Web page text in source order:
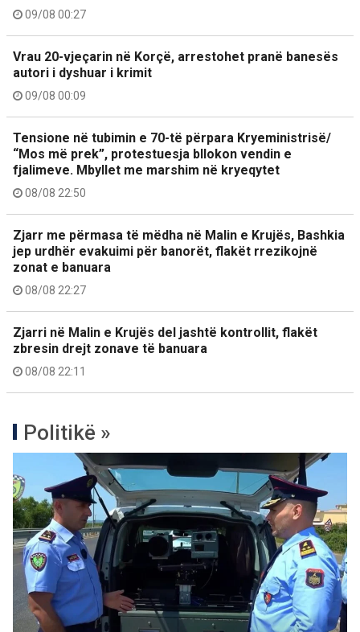
09/08 00:27
Vrau 20-vjeçarin në Korçë, arrestohet pranë banesës
autori i dyshuar i krimit
09/08 00:09
Tensione në tubimin e 70-të përpara Kryeministrisë/
“Mos më prek”, protestuesja bllokon vendin e
fjalimeve. Mbyllet me marshim në kryeqytet
08/08 22:50
Zjarr me përmasa të mëdha në Malin e Krujës, Bashkia
jep urdhër evakuimi për banorët, flakët rrezikojnë
zonat e banuara
08/08 22:27
Zjarri në Malin e Krujës del jashtë kontrollit, flakët
zbresin drejt zonave të banuara
08/08 22:11
Politikë »